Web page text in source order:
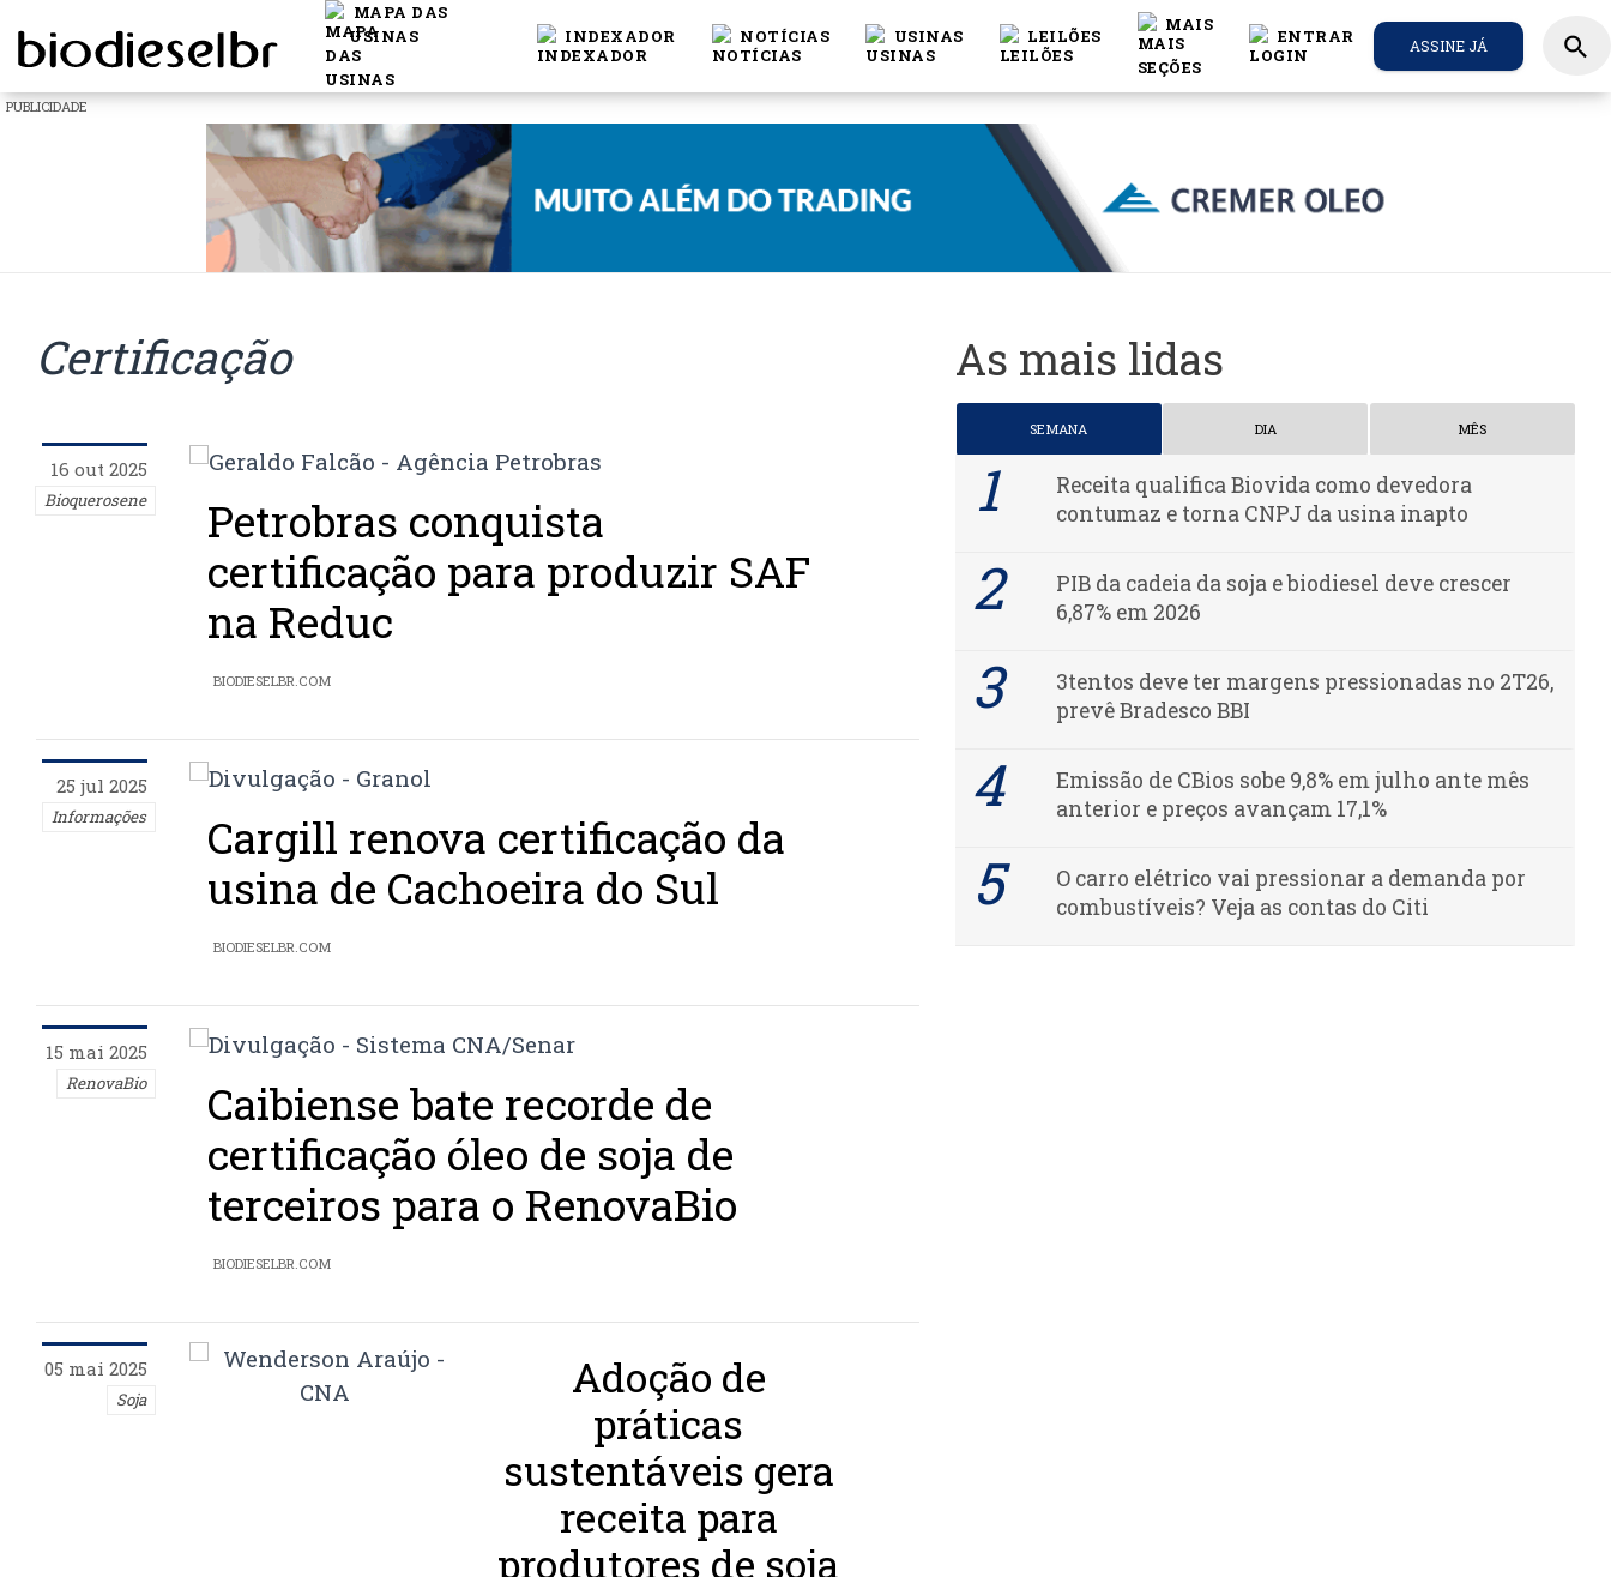
MAPA DAS
USINAS
INDEXADOR NOTÍCIAS USINAS LEILÕES
MAIS
ENTRAR ASSINE JÁ search
PUBLICIDADE
Certificação
16 out 2025
Bioquerosene
Petrobras conquista
certificação para produzir SAF
na Reduc
BIODIESELBR.COM
25 jul 2025
Informações
Cargill renova certificação da
usina de Cachoeira do Sul
BIODIESELBR.COM
15 mai 2025
RenovaBio
Caibiense bate recorde de
certificação óleo de soja de
terceiros para o RenovaBio
BIODIESELBR.COM
05 mai 2025
Soja
Adoção de
práticas
sustentáveis gera
receita para
produtores de soja
As mais lidas
SEMANA DIA MÊS
Receita qualifica Biovida como devedora
contumaz e torna CNPJ da usina inapto
PIB da cadeia da soja e biodiesel deve crescer
6,87% em 2026
3tentos deve ter margens pressionadas no 2T26,
prevê Bradesco BBI
Emissão de CBios sobe 9,8% em julho ante mês
anterior e preços avançam 17,1%
O carro elétrico vai pressionar a demanda por
combustíveis? Veja as contas do Citi